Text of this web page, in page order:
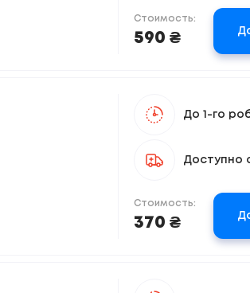
Стоимость:
590 ₴
До 1-го
Доступно
Стоимость:
370 ₴